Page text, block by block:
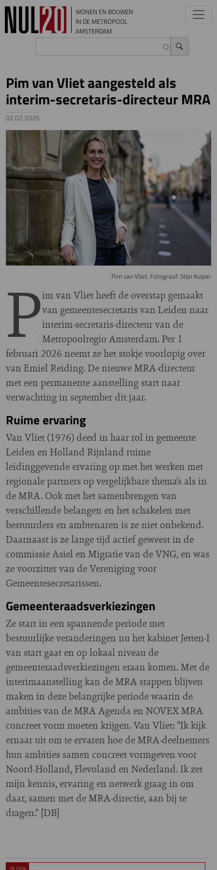
Overslaan en naar de inhoud gaan
WONEN EN BOUWEN
IN DE METROPOOL
AMSTERDAM
Pim van Vliet aangesteld als
interim-secretaris-directeur MRA
02.02.2026
Image
Pim van Vliet. Fotograaf: Stijn Kuiper
Pim van Vliet heeft de overstap gemaakt
van gemeentesecretaris van Leiden naar
interim-secretaris-directeur van de
Metropoolregio Amsterdam. Per 1
februari 2026 neemt ze het stokje voorlopig over
van Emiel Reiding. De nieuwe MRA-directeur
met een permanente aanstelling start naar
verwachting in september dit jaar.
Ruime ervaring
Van Vliet (1976) deed in haar rol in gemeente
Leiden en Holland Rijnland ruime
leidinggevende ervaring op met het werken met
regionale partners op vergelijkbare thema’s als in
de MRA. Ook met het samenbrengen van
verschillende belangen en het schakelen met
bestuurders en ambtenaren is ze niet onbekend.
Daarnaast is ze lange tijd actief geweest in de
commissie Asiel en Migratie van de VNG, en was
ze voorzitter van de Vereniging voor
Gemeentesecretarissen.
Gemeenteraadsverkiezingen
Ze start in een spannende periode met
bestuurlijke veranderingen nu het kabinet Jetten-I
van start gaat en op lokaal niveau de
gemeenteraadsverkiezingen eraan komen. Met de
interimaanstelling kan de MRA stappen blijven
maken in deze belangrijke periode waarin de
ambities van de MRA Agenda en NOVEX MRA
concreet vorm moeten krijgen. Van Vliet: “Ik kijk
ernaar uit om te ervaren hoe de MRA-deelnemers
hun ambities samen concreet vormgeven voor
Noord-Holland, Flevoland en Nederland. Ik zet
mijn kennis, ervaring en netwerk graag in om
daar, samen met de MRA-directie, aan bij te
dragen.” [DB]